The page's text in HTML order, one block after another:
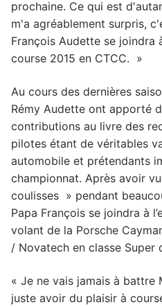
prochaine. Ce qui est
m'a agréablement surpris,
François Audette se joindra
course 2015 en CTCC. »
Au cours des dernières
Rémy Audette ont apporté
contributions au livre des
pilotes étant de véritables
automobile et prétendants
championnat. Après avoir
coulisses » pendant
Papa François se joindra à
volant de la Porsche
/ Novatech en classe Super
« Je ne vais jamais à battre
juste avoir du plaisir à